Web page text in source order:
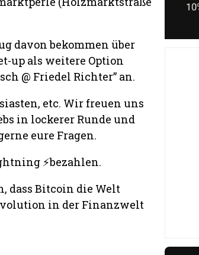
davon bekommen über
up als weitere Option
@ Friedel Richter” an.
etc. Wir freuen uns
in lockerer Runde und
eure Fragen.
⚡bezahlen.
dass Bitcoin die Welt
in der Finanzwelt